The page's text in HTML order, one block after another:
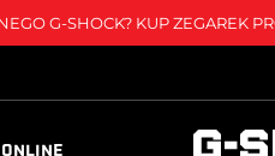
G-SHOCK? KUP ZEGAREK